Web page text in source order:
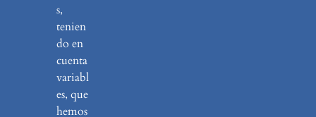
s,
tenien
do en
cuenta
variabl
es, que
hemos